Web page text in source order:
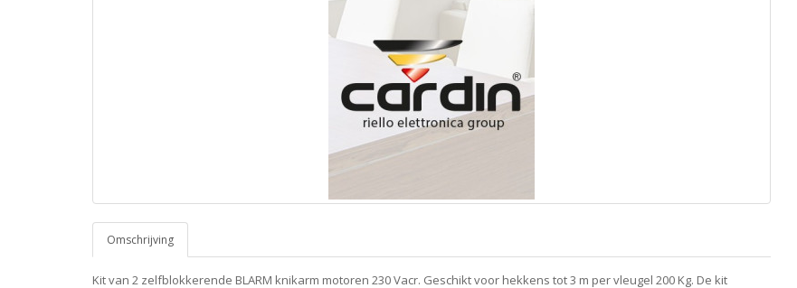
Omschrijving
Kit van 2 zelfblokkerende BLARM knikarm motoren 230 Vacr. Geschikt voor hekkens tot 3 m per vleugel 200 Kg. De kit